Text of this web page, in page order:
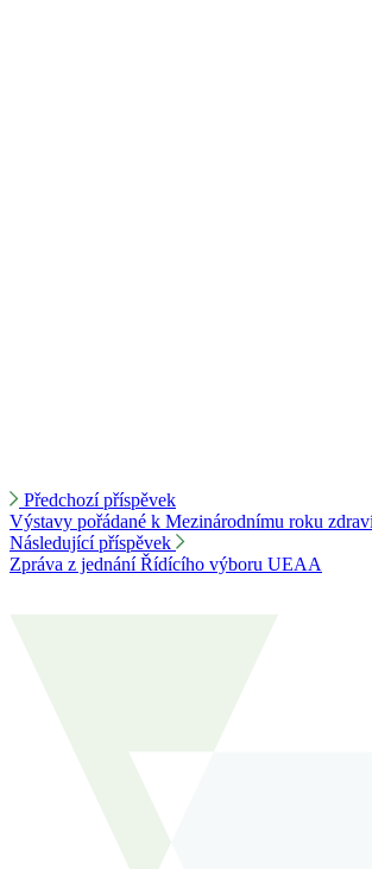
Předchozí příspěvek
Výstavy pořádané k Mezinárodnímu roku
Následující příspěvek
Zpráva z jednání Řídícího výboru UEAA